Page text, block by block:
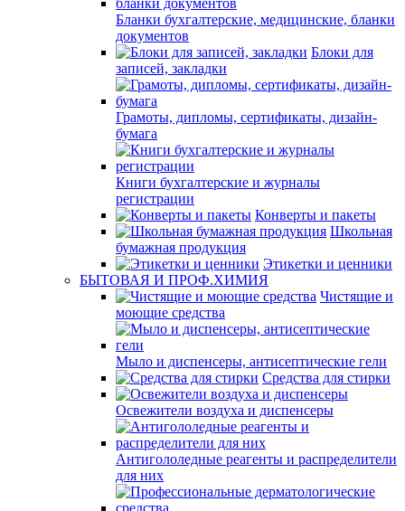
Бланки бухгалтерские, медицинские, бланки
документов
Блоки для
записей, закладки
Грамоты, дипломы, сертификаты, дизайн-
бумага
Книги бухгалтерские и журналы
регистрации
Конверты и пакеты
Школьная
бумажная продукция
Этикетки и ценники
БЫТОВАЯ И ПРОФ.ХИМИЯ
Чистящие и
моющие средства
Мыло и диспенсеры, антисептические гели
Средства для стирки
Освежители воздуха и диспенсеры
Антигололедные реагенты и распределители
для них